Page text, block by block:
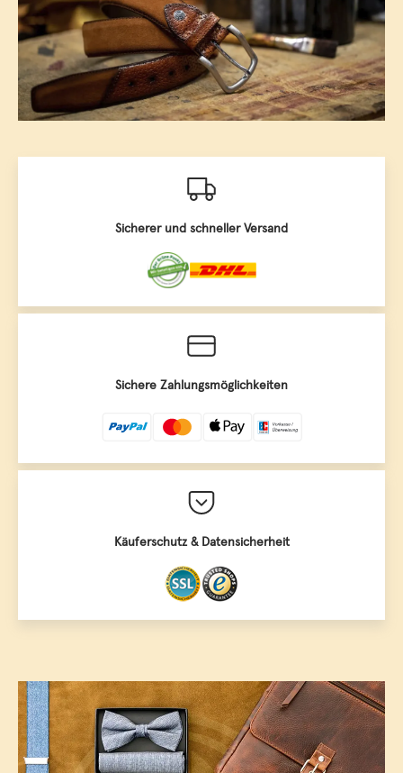
Sicherer und schneller Versand
Sichere Zahlungsmöglichkeiten
Käuferschutz & Datensicherheit